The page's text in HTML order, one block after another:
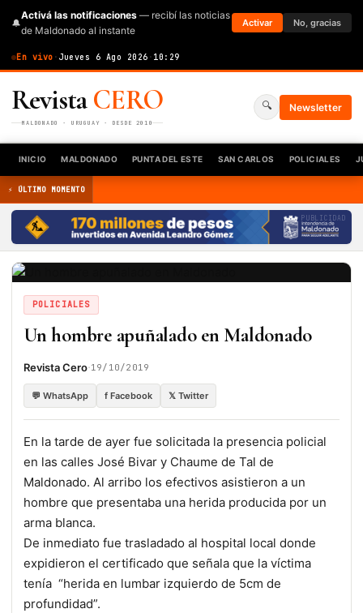
🔔
Activá las notificaciones — recibí las noticias
de Maldonado al instante
Activar No, gracias
En vivo · Jueves 6 Ago 2026 · 10:29
RevistaCERO
MALDONADO · URUGUAY · DESDE 2010
🔍 Newsletter
INICIO MALDONADO PUNTA DEL ESTE SAN CARLOS POLICIALES
⚡ ÚLTIMO MOMENTO
PUBLICIDAD
POLICIALES
Un hombre apuñalado en Maldonado
Revista Cero·19/10/2019
💬 WhatsApp f Facebook 𝕏 Twitter
En la tarde de ayer fue solicitada la presencia policial
en las calles José Bivar y Chaume de Tal de
Maldonado. Al arribo los efectivos asistieron a un
hombre que presentaba una herida producida por un
arma blanca.
De inmediato fue trasladado al hospital local donde
expidieron el certificado que señala que la víctima
tenía “herida en lumbar izquierdo de 5cm de
profundidad”.